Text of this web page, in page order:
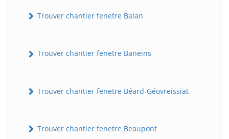
Trouver chantier fenetre Balan
Trouver chantier fenetre Baneins
Trouver chantier fenetre Béard-Géovreissiat
Trouver chantier fenetre Beaupont